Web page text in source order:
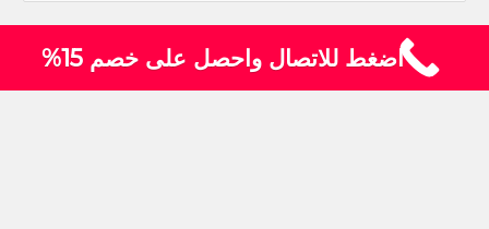
Message
اضغط للاتصال واحصل على خصم 15%